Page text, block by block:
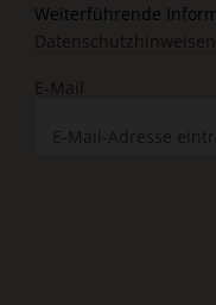
Weiterführende
Datenschutzhinweisen
E-Mail